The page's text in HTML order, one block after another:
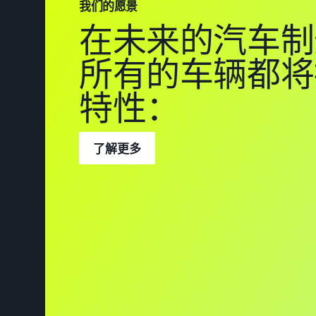
我们的愿景
在未来的汽车
所有的车辆都
特性：
了解更多